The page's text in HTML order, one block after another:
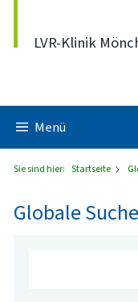
LVR-Klinik
Menü
Sie sind hier: Startseite
Globale Suche